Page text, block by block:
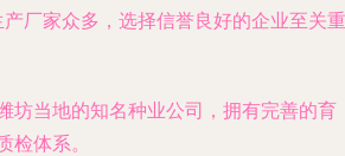
厂家众多，选择信誉良好的企业至关重
坊当地的知名种业公司，拥有完善的育
检体系。